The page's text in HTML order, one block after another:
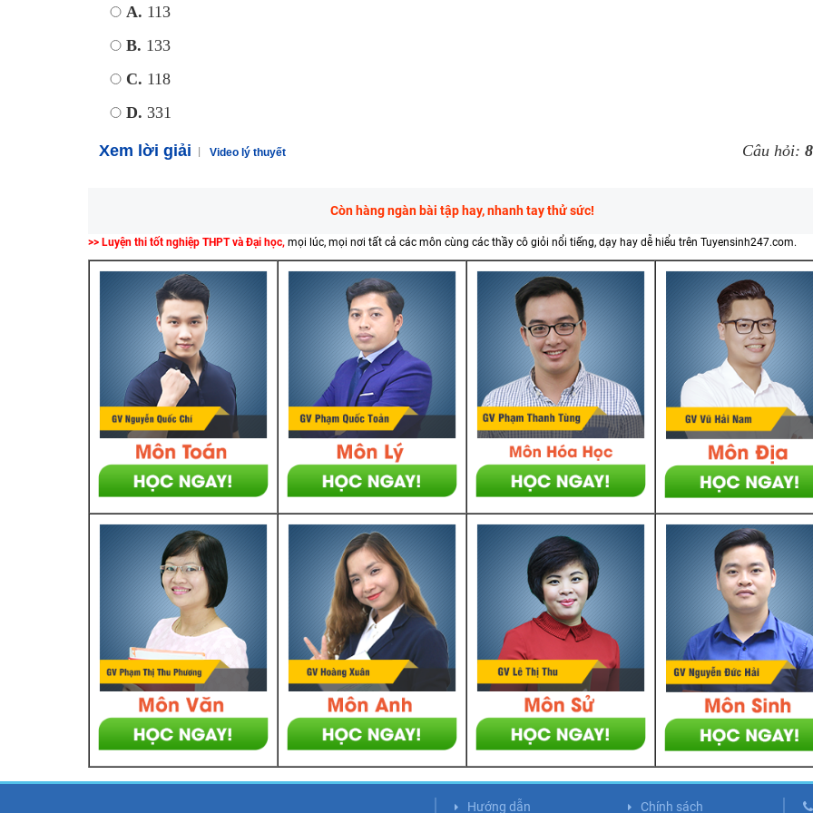
A. 113
B. 133
C. 118
D. 331
Xem lời giải Video lý thuyết Câu hỏi:
Còn hàng ngàn bài tập hay, nhanh tay thử sức!
>> Luyện thi tốt nghiệp THPT và Đại học, mọi lúc, mọi nơi tất cả các môn cùng các thầy cô giỏi nổi tiếng, dạy hay dễ hiểu trên Tuyensinh247.com.
Hướng dẫn Chính sách